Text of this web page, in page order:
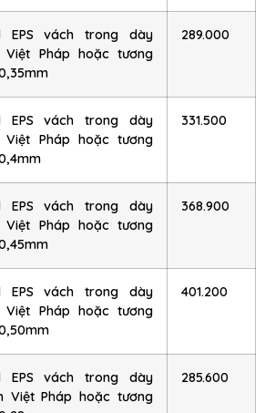
EPS vách trong dày
Việt Pháp hoặc tương
289.000
EPS vách trong dày
Việt Pháp hoặc tương
331.500
EPS vách trong dày
Việt Pháp hoặc tương
368.900
EPS vách trong dày
Việt Pháp hoặc tương
401.200
EPS vách trong dày
Việt Pháp hoặc tương
285.600